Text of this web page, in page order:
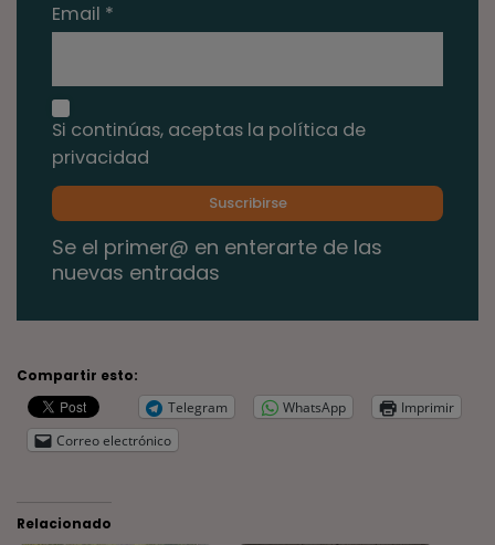
Email *
Si continúas, aceptas la política de
privacidad
Se el primer@ en enterarte de las
nuevas entradas
Compartir esto:
Telegram
WhatsApp
Imprimir
Correo electrónico
Relacionado